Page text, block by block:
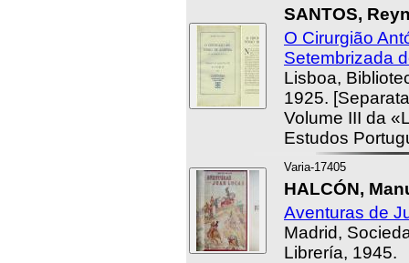
SANTOS,
O Cirurgião
Setembrizada
Lisboa,
1925.
Volume III da
Estudos
Varia-17405
HALCÓN,
Aventuras de
Madrid,
Librería, 1945.